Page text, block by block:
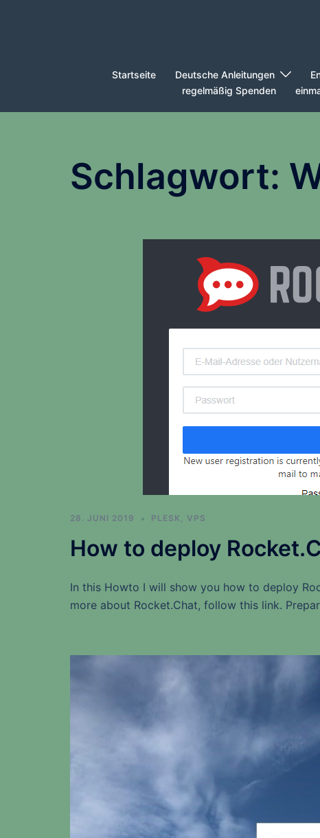
Startseite Deutsche Anleitungen
regelmäßig Spenden
Schlagwort:
28. JUNI 2019 PLESK, VPS
How to deploy
In this Howto I will show you how to deploy
more about Rocket.Chat, follow this link.